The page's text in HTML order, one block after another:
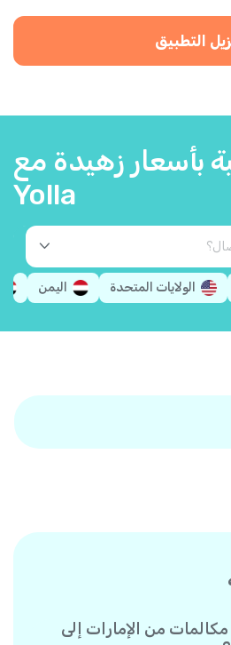
التطبيق
بأسعار زهيدة مع
Yolla
الولايات المتحدة اليمن
من الإمارات إلى